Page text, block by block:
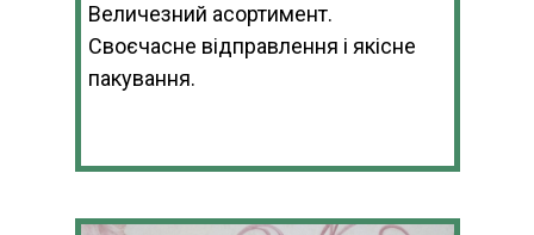
Величезний асортимент.
Своєчасне відправлення і якісне
пакування.